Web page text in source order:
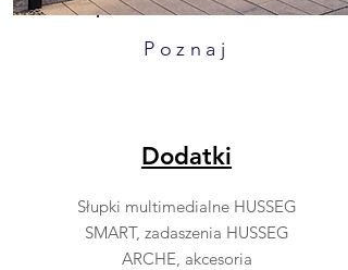
Poznaj
Dodatki
Słupki multimedialne HUSSEG
SMART, zadaszenia HUSSEG
ARCHE, akcesoria